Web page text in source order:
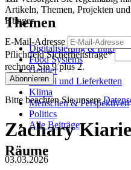
Themen
Digitalisierung &
Food Systems
Gender
Handel und Lieferketten
Klima
Menschen & Perspektiven
Politics
Alle Beiträge
Räume
Artikeln, Themen, Projekten
Hunger.
E-Mail-Adresse
PflichtfeldSicherheitsfrage*
rechnen Sie 9 plus 2.
Abonnieren
Bitte beachten Sie unsere
Zachary Kiarie
03.03.2026